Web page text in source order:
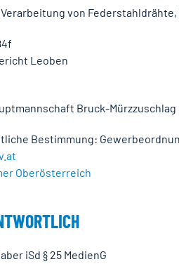
von
Leoben
Bruck-Mürzzuschlag
Bestimmung:
Oberösterreich
iSd § 25 MedienG